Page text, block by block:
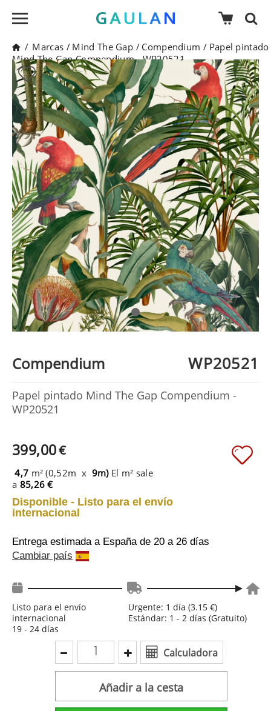
/ Marcas / Mind The Gap / Compendium / Papel pintado
Mind The Gap Compendium - WP20521
Compendium WP20521
Papel pintado Mind The Gap Compendium -
WP20521
399,00€
4,7 m² (0,52m x 9m) El m² sale
a 85,26 €
Disponible - Listo para el envío
internacional
Entrega estimada a España de 20 a 26 días
Cambiar país
Listo para el envío
internacional
19 - 24 días
Urgente: 1 día (3.15 €)
Estándar: 1 - 2 días (Gratuito)
Calculadora
Añadir a la cesta